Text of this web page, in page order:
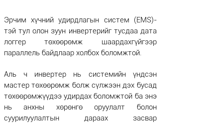
Эрчим хүчний удирдлагын систем (EMS)-
тэй тул олон зуун инвертерийг тусдаа дата
логгер төхөөрөмж шаардахгүйгээр
параллель байдлаар холбох боломжтой.
Аль ч инвертер нь системийн үндсэн
мастер төхөөрөмж болж сүлжээн дэх бусад
төхөөрөмжүүдээ удирдах боломжтой ба энэ
нь анхны хөрөнгө оруулалт болон
суурилуулалтын дараах засвар